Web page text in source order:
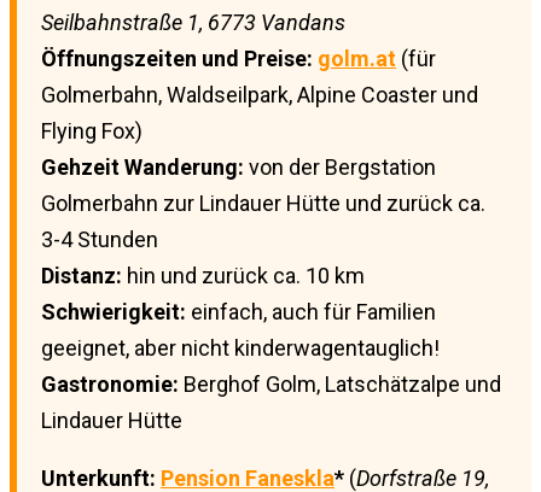
Seilbahnstraße 1, 6773 Vandans
Öffnungszeiten und Preise: golm.at (für
Golmerbahn, Waldseilpark, Alpine Coaster und
Flying Fox)
Gehzeit Wanderung: von der Bergstation
Golmerbahn zur Lindauer Hütte und zurück ca.
3-4 Stunden
Distanz: hin und zurück ca. 10 km
Schwierigkeit: einfach, auch für Familien
geeignet, aber nicht kinderwagentauglich!
Gastronomie: Berghof Golm, Latschätzalpe und
Lindauer Hütte
Unterkunft: Pension Faneskla* (Dorfstraße 19,